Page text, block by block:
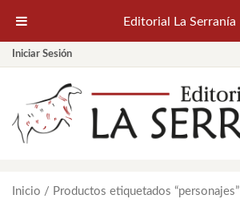
Iniciar Sesión
Inicio / Productos etiquetados “personajes”
Editorial La Serranía